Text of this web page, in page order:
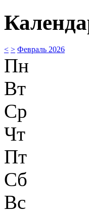
< > Февраль 2026
Пн
Вт
Ср
Чт
Пт
Сб
Вс